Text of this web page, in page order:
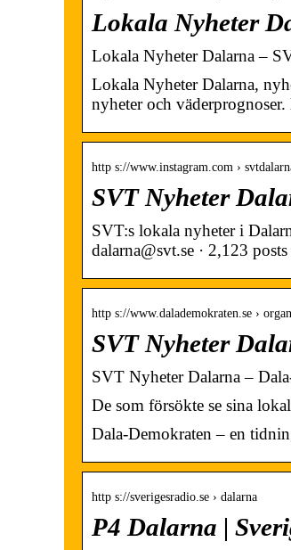
Lokala Nyheter
Lokala Nyheter Dalarna –
Lokala Nyheter Dalarna,
nyheter och
http s://www.instagram.com ›
SVT Nyheter
SVT:s lokala nyheter i
dalarna@svt.se · 2,123
http s://www.dalademokraten.se ›
SVT Nyheter
SVT Nyheter Dalarna –
De som försökte se sina
Dala-Demokraten – en
http s://sverigesradio.se › dalarna
P4 Dalarna |